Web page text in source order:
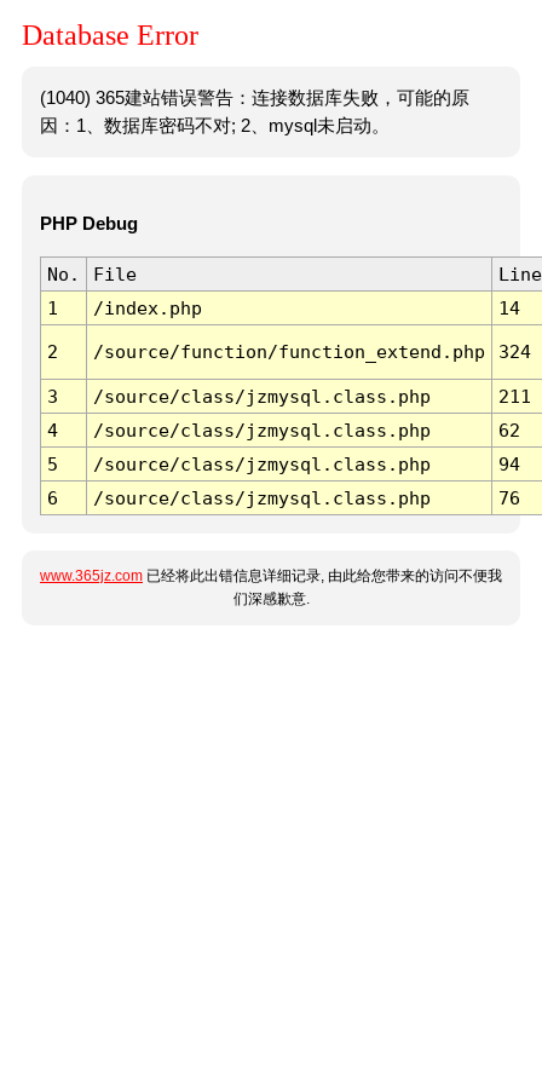
Database Error
(1040) 365建站错误警告：连接数据库失败，可能的原
因：1、数据库密码不对; 2、mysql未启动。
PHP Debug
No. File
Line
1
/index.php 14
2 /source/function/function_extend.php 324
3 /source/class/jzmysql.class.php
211
4
/source/class/jzmysql.class.php
62
5
/source/class/jzmysql.class.php
94
6
/source/class/jzmysql.class.php 76
www.365jz.com 已经将此出错信息详细记录, 由此给您带来的访问不便我
们深感歉意.